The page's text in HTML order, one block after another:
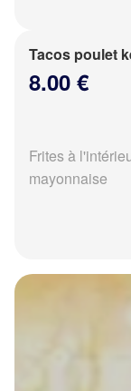
Tacos poulet
8.00 €
Frites à
mayonnaise